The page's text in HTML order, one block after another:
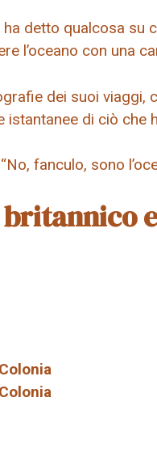
ha detto qualcosa
l’oceano con una
dei suoi viaggi,
istantanee di ciò che
fanculo, sono